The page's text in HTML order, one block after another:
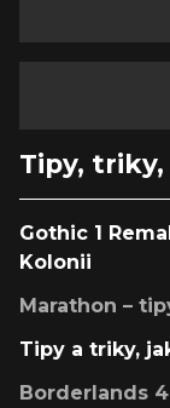
Tipy,
Gothic 1
Kolonii
Marathon –
Tipy a triky,
Borderlands